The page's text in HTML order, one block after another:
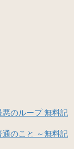
のループ 無料記
のこと ～無料記